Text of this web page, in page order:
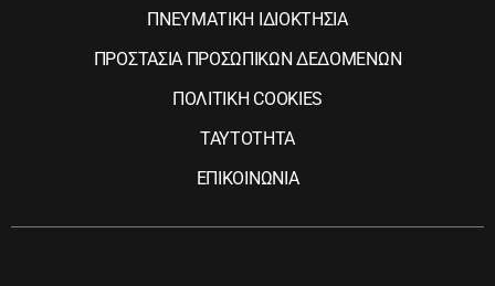
ΠΝΕΥΜΑΤΙΚΗ ΙΔΙΟΚΤΗΣΙΑ
ΠΡΟΣΤΑΣΙΑ ΠΡΟΣΩΠΙΚΩΝ ΔΕΔΟΜΕΝΩΝ
ΠΟΛΙΤΙΚΗ COOKIES
ΤΑΥΤΟΤΗΤΑ
ΕΠΙΚΟΙΝΩΝΙΑ